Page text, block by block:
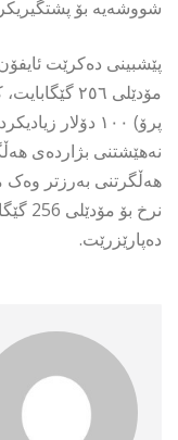
شووشەیە بۆ
پرۆ) ١٠٠ دۆلار
هەڵگرتنی بەرزتر وەک
نرخ
دەپارێزرێت.